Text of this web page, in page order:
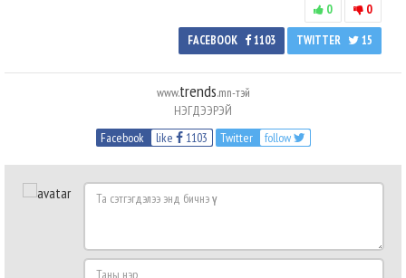
0 0
FACEBOOK 1103 TWITTER 15
www.trends.mn-тэй
НЭГДЭЭРЭЙ
Facebook
like 1103 Twitter follow
Та
бичнэ
Таны